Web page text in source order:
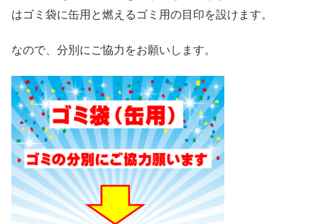
はゴミ袋に缶用と燃えるゴミ用の目印を設けます。
なので、分別にご協力をお願いします。